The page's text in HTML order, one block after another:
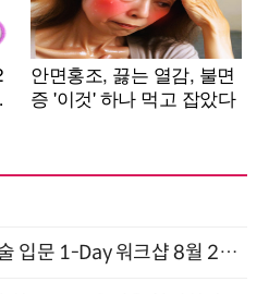
양자컴퓨팅 비즈니스·기술 입문 1-Day 워크샵 8월 28일 개최